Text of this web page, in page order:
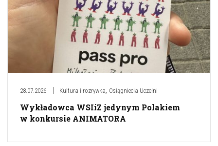
28.07.2026 Kultura i rozrywka, Osiągniecia Uczelni
Wykładowca WSIiZ jedynym Polakiem
w konkursie ANIMATORA